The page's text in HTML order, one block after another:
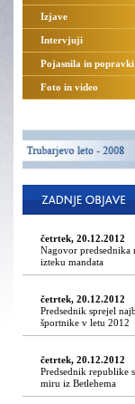
Izjave
Intervjuji
Pojasnila in popravki
Foto in video
četrtek, 20.12.2012
Nagovor predsednika
izteku mandata
četrtek, 20.12.2012
Predsednik sprejel
športnike v letu 2012
četrtek, 20.12.2012
Predsednik republike
miru iz Betlehema